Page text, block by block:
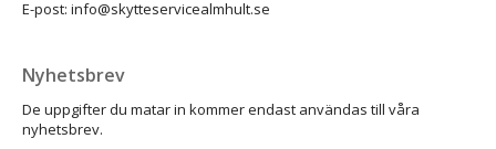
E-post: info@skytteservicealmhult.se
Nyhetsbrev
De uppgifter du matar in kommer endast användas till våra
nyhetsbrev.